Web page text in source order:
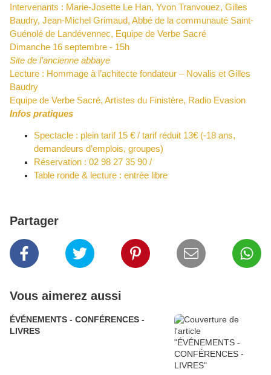
Intervenants : Marie-Josette Le Han, Yvon Tranvouez, Gilles
Baudry, Jean-Michel Grimaud, Abbé de la communauté Saint-
Guénolé de Landévennec, Equipe de Verbe Sacré
Dimanche 16 septembre - 15h
Site de l’ancienne abbaye
Lecture : Hommage à l’achitecte fondateur – Novalis et Gilles
Baudry
Equipe de Verbe Sacré, Artistes du Finistère, Radio Evasion
Infos pratiques
Spectacle : plein tarif 15 € / tarif réduit 13€ (-18 ans,
demandeurs d’emplois, groupes)
Réservation : 02 98 27 35 90 /
Table ronde & lecture : entrée libre
Partager
Vous aimerez aussi
ÉVÉNEMENTS - CONFÉRENCES -
LIVRES